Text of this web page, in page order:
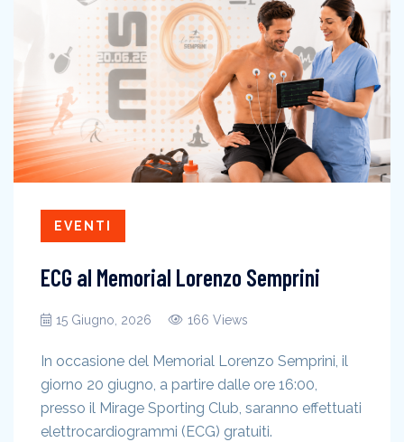
EVENTI
ECG al Memorial Lorenzo Semprini
15 Giugno, 2026 166 Views
In occasione del Memorial Lorenzo Semprini, il
giorno 20 giugno, a partire dalle ore 16:00,
presso il Mirage Sporting Club, saranno effettuati
elettrocardiogrammi (ECG) gratuiti.